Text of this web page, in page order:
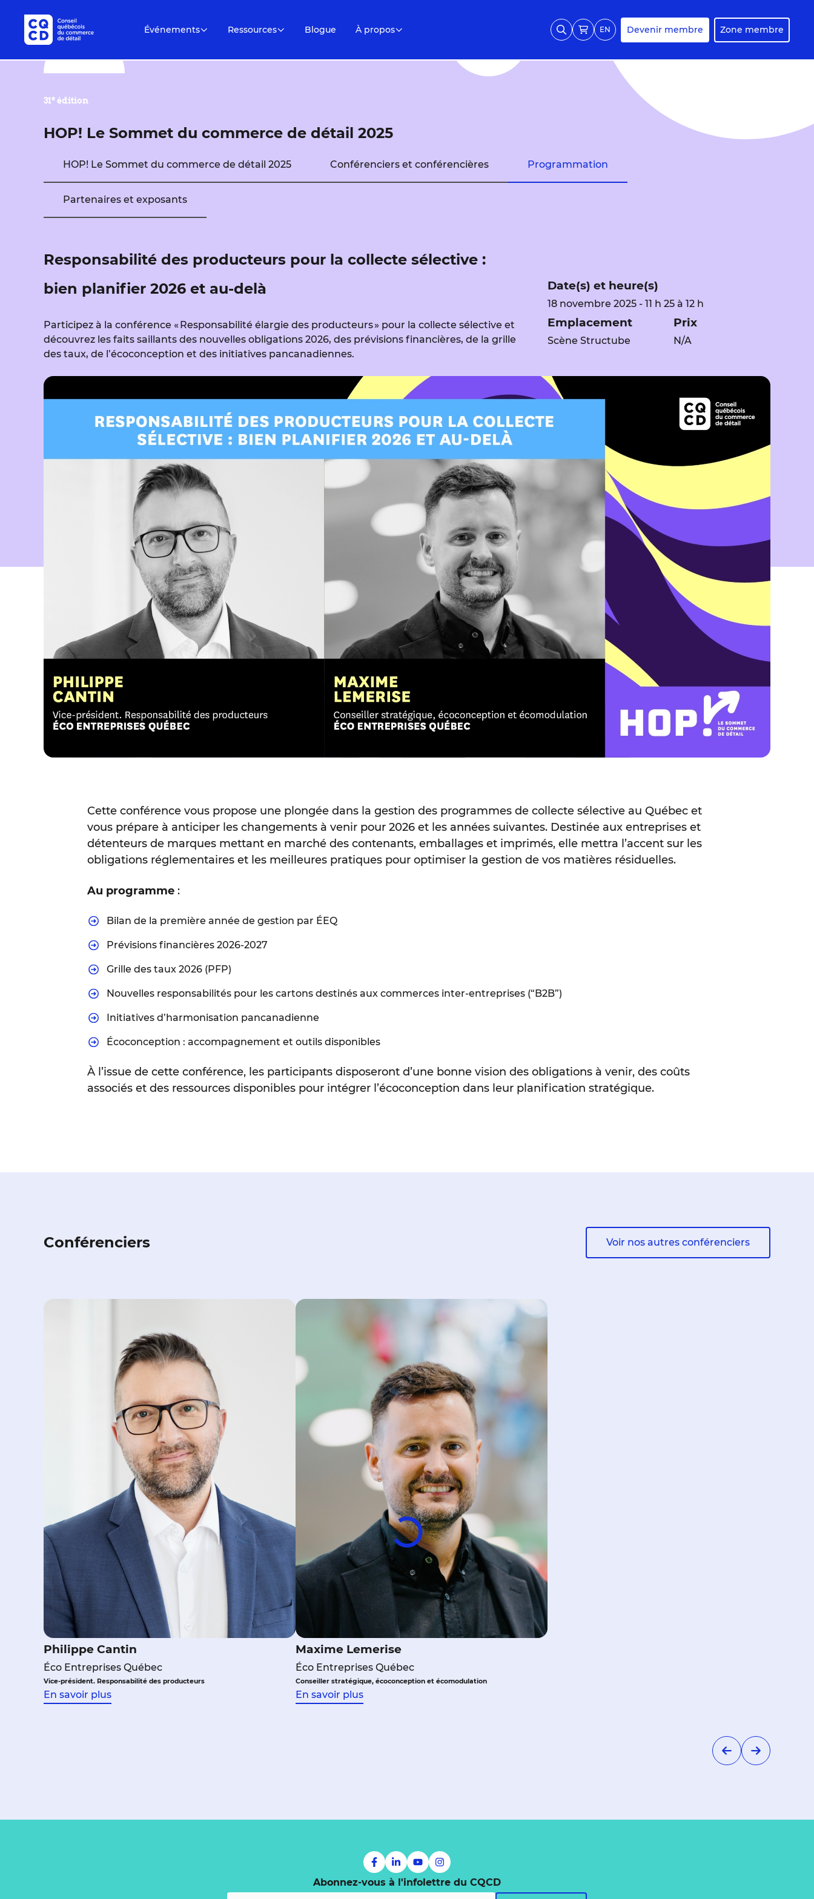
Événements Ressources Blogue À propos EN Devenir membre Zone membre
31e édition
HOP! Le Sommet du commerce de détail 2025
HOP! Le Sommet du commerce de détail 2025 Conférenciers et conférencières Programmation
Partenaires et exposants
Responsabilité des producteurs pour la collecte sélective :
bien planifier 2026 et au-delà
Participez à la conférence « Responsabilité élargie des producteurs » pour la collecte sélective et
découvrez les faits saillants des nouvelles obligations 2026, des prévisions financières, de la grille
des taux, de l’écoconception et des initiatives pancanadiennes.
Date(s) et heure(s)
18 novembre 2025 - 11 h 25 à 12 h
Emplacement
Scène Structube
Prix
N/A
Cette conférence vous propose une plongée dans la gestion des programmes de collecte sélective au Québec et
vous prépare à anticiper les changements à venir pour 2026 et les années suivantes. Destinée aux entreprises et
détenteurs de marques mettant en marché des contenants, emballages et imprimés, elle mettra l’accent sur les
obligations réglementaires et les meilleures pratiques pour optimiser la gestion de vos matières résiduelles.
Au programme :
Bilan de la première année de gestion par ÉEQ
Prévisions financières 2026-2027
Grille des taux 2026 (PFP)
Nouvelles responsabilités pour les cartons destinés aux commerces inter-entreprises (“B2B”)
Initiatives d’harmonisation pancanadienne
Écoconception : accompagnement et outils disponibles
À l’issue de cette conférence, les participants disposeront d’une bonne vision des obligations à venir, des coûts
associés et des ressources disponibles pour intégrer l’écoconception dans leur planification stratégique.
Conférenciers Voir nos autres conférenciers
Philippe Cantin
Éco Entreprises Québec
Vice-président. Responsabilité des producteurs
En savoir plus
Maxime Lemerise
Éco Entreprises Québec
Conseiller stratégique, écoconception et écomodulation
En savoir plus
Abonnez-vous à l'infolettre du CQCD